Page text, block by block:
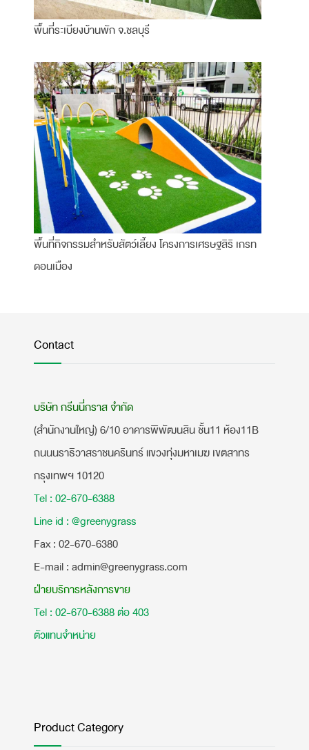
พื้นที่ระเบียงบ้านพัก จ.ชลบุรี
พื้นที่กิจกรรมสำหรับสัตว์เลี้ยง โครงการเศรษฐสิริ เกรท
ดอนเมือง
Contact
บริษัท กรีนนี่กราส จำกัด
(สำนักงานใหญ่) 6/10 อาคารพิพัฒนสิน ชั้น11 ห้อง11B
ถนนนราธิวาสราชนครินทร์ แขวงทุ่งมหาเมฆ เขตสาทร
กรุงเทพฯ 10120
Tel : 02-670-6388
Line id : @greenygrass
​Fax : 02-670-6380
E-mail : admin@greenygrass.com
ฝ่ายบริการหลังการขาย
Tel : 02-670-6388 ต่อ 403
ตัวแทนจำหน่าย
Product Category